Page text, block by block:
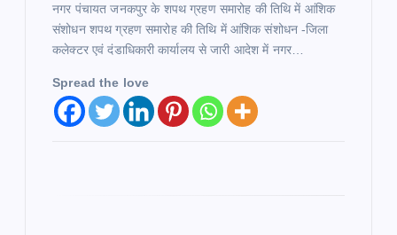
नगर पंचायत जनकपुर के शपथ ग्रहण समारोह की तिथि में आंशिक
संशोधन शपथ ग्रहण समारोह की तिथि में आंशिक संशोधन -जिला
कलेक्टर एवं दंडाधिकारी कार्यालय से जारी आदेश में नगर…
Spread the love